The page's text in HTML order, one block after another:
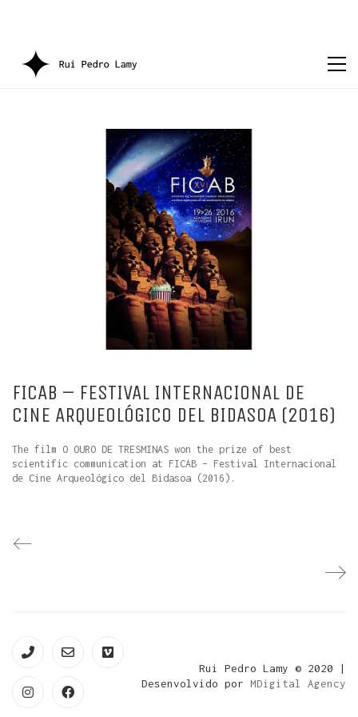
FICAB – FESTIVAL INTERNACIONAL DE
CINE ARQUEOLÓGICO DEL BIDASOA (2016)
The film O OURO DE TRESMINAS won the prize of best
scientific communication at FICAB – Festival Internacional
de Cine Arqueológico del Bidasoa (2016).
Rui Pedro Lamy © 2020 |
Desenvolvido por MDigital Agency